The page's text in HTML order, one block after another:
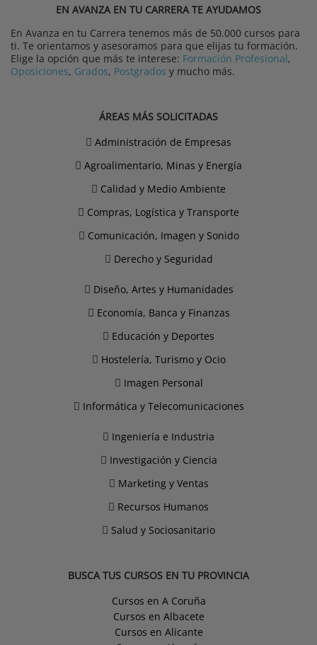
EN AVANZA EN TU CARRERA TE AYUDAMOS
En Avanza en tu Carrera tenemos más de 50.000 cursos para
ti. Te orientamos y asesoramos para que elijas tu formación.
Elige la opción que más te interese: Formación Profesional,
Oposiciones, Grados, Postgrados y mucho más.
ÁREAS MÁS SOLICITADAS
Administración de Empresas
Agroalimentario, Minas y Energía
Calidad y Medio Ambiente
Compras, Logística y Transporte
Comunicación, Imagen y Sonido
Derecho y Seguridad
Diseño, Artes y Humanidades
Economía, Banca y Finanzas
Educación y Deportes
Hostelería, Turismo y Ocio
Imagen Personal
Informática y Telecomunicaciones
Ingeniería e Industria
Investigación y Ciencia
Marketing y Ventas
Recursos Humanos
Salud y Sociosanitario
BUSCA TUS CURSOS EN TU PROVINCIA
Cursos en A Coruña
Cursos en Albacete
Cursos en Alicante